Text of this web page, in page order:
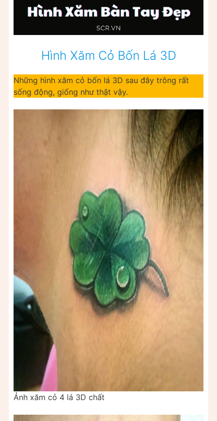
Hình Xăm Cỏ Bốn Lá 3D
Những hình xăm cỏ bốn lá 3D sau đây trông rất
sống động, giống như thật vậy.
Ảnh xăm cỏ 4 lá 3D chất